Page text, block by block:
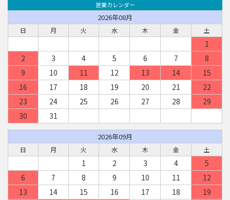
営業カレンダー
2026年08月
日 月 火 水 木 金 土
1
2
3 4 5 6 7
8
9
10 11 12 13 14
15
16
17 18 19 20 21
22
23
24 25 26 27 28
29
30
31
2026年09月
日 月 火 水 木 金 土
1 2 3 4
5
6
7 8 9 10 11
12
13
14 15 16 17 18
19